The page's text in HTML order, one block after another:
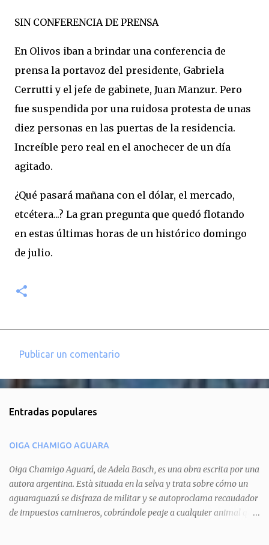
SIN CONFERENCIA DE PRENSA
En Olivos iban a brindar una conferencia de
prensa la portavoz del presidente, Gabriela
Cerrutti y el jefe de gabinete, Juan Manzur. Pero
fue suspendida por una ruidosa protesta de unas
diez personas en las puertas de la residencia.
Increíble pero real en el anochecer de un día
agitado.
¿Qué pasará mañana con el dólar, el mercado,
etcétera...? La gran pregunta que quedó flotando
en estas últimas horas de un histórico domingo
de julio.
e
t
a
r
i
o
Publicar un comentario
Entradas populares
OIGA CHAMIGO AGUARA
Oiga Chamigo Aguará, de Adela Basch, es una obra escrita por una
autora argentina. Està situada en la selva y trata sobre cómo un
aguaraguazú se disfraza de militar y se autoproclama recaudador
de impuestos camineros, cobrándole peaje a cualquier animal que